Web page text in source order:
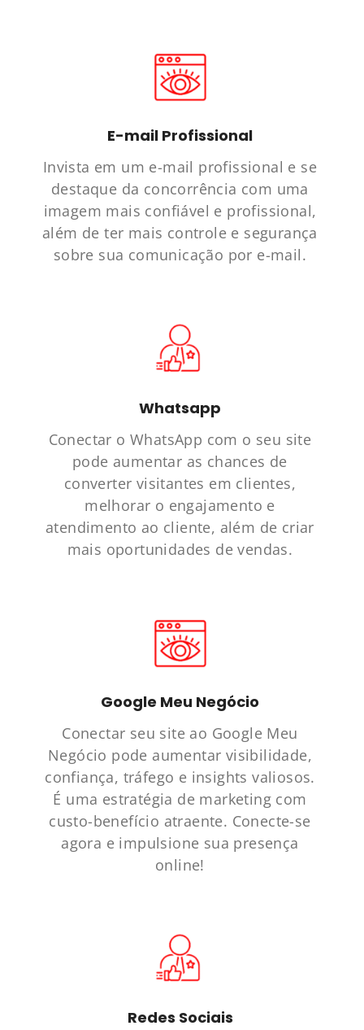
E-mail Profissional
Invista em um e-mail profissional e se
destaque da concorrência com uma
imagem mais confiável e profissional,
além de ter mais controle e segurança
sobre sua comunicação por e-mail.
Whatsapp
Conectar o WhatsApp com o seu site
pode aumentar as chances de
converter visitantes em clientes,
melhorar o engajamento e
atendimento ao cliente, além de criar
mais oportunidades de vendas.
Google Meu Negócio
Conectar seu site ao Google Meu
Negócio pode aumentar visibilidade,
confiança, tráfego e insights valiosos.
É uma estratégia de marketing com
custo-benefício atraente. Conecte-se
agora e impulsione sua presença
online!
Redes Sociais